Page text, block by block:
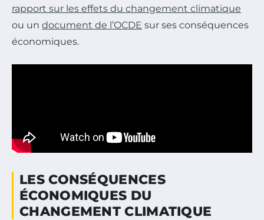
rapport sur les effets du changement climatique
ou un document de l’OCDE sur ses conséquences
économiques.
LES CONSÉQUENCES
ÉCONOMIQUES DU
CHANGEMENT CLIMATIQUE